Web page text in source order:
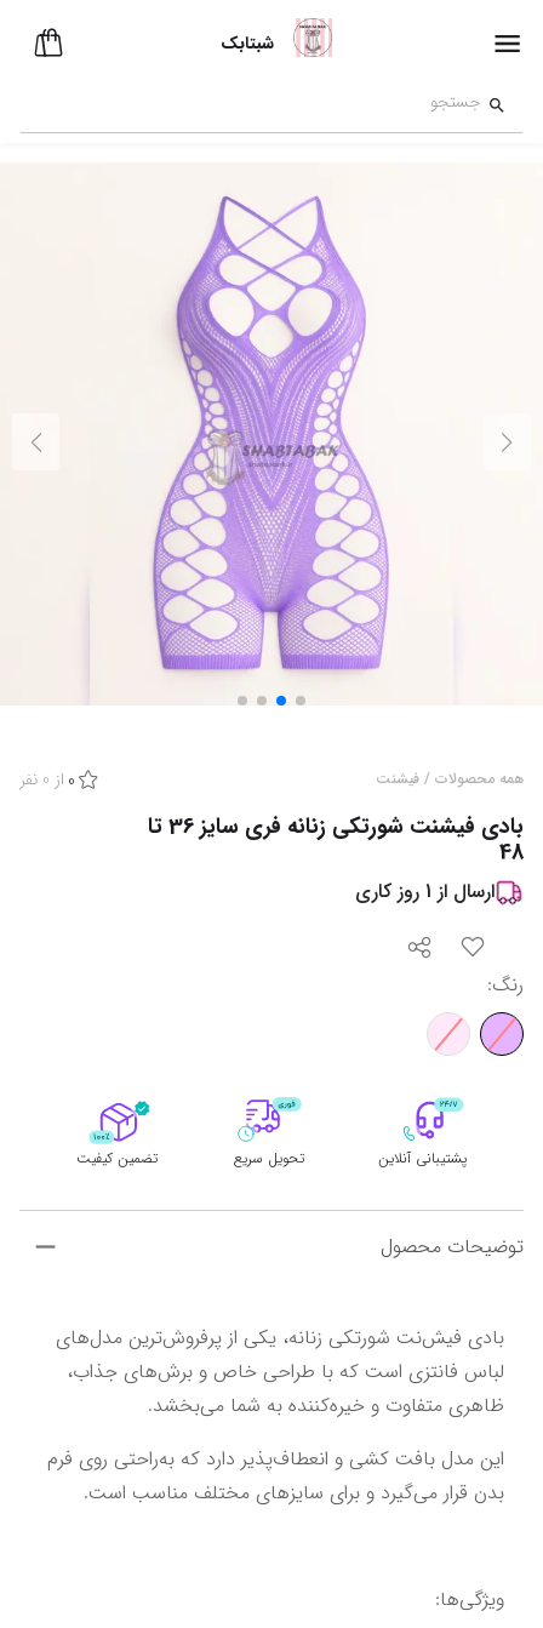
شبتابک
همه محصولات / فیشنت 0 از 0 نفر
بادی فیشنت شورتکی زنانه فری سایز 36 تا
48
ارسال از 1 روز کاری
رنگ:
پشتیبانی آنلاین تحویل سریع تضمین کیفیت
توضیحات محصول
ظاهری متفاوت و خیره‌کننده به شما می‌بخشد.
بدن قرار می‌گیرد و برای سایزهای مختلف مناسب است.
ویژگی‌ها: